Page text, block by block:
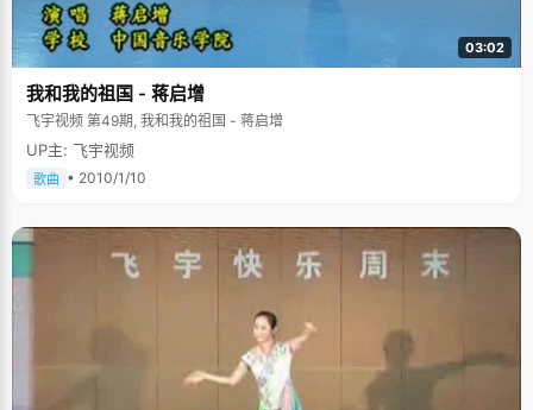
03:02
我和我的祖国 - 蒋启增
飞宇视频 第49期, 我和我的祖国 - 蒋启增
UP主: 飞宇视频
歌曲 • 2010/1/10